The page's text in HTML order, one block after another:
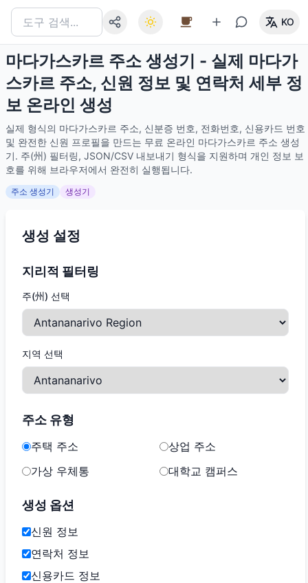
KO
마다가스카르 주소 생성기 - 실제 마다가
스카르 주소, 신원 정보 및 연락처 세부 정
보 온라인 생성
실제 형식의 마다가스카르 주소, 신분증 번호, 전화번호, 신용카드 번호
및 완전한 신원 프로필을 만드는 무료 온라인 마다가스카르 주소 생성
기. 주(州) 필터링, JSON/CSV 내보내기 형식을 지원하며 개인 정보 보
호를 위해 브라우저에서 완전히 실행됩니다.
주소 생성기 생성기
생성 설정
지리적 필터링
주(州) 선택
지역 선택
주소 유형
주택 주소
상업 주소
가상 우체통
대학교 캠퍼스
생성 옵션
신원 정보
연락처 정보
신용카드 정보